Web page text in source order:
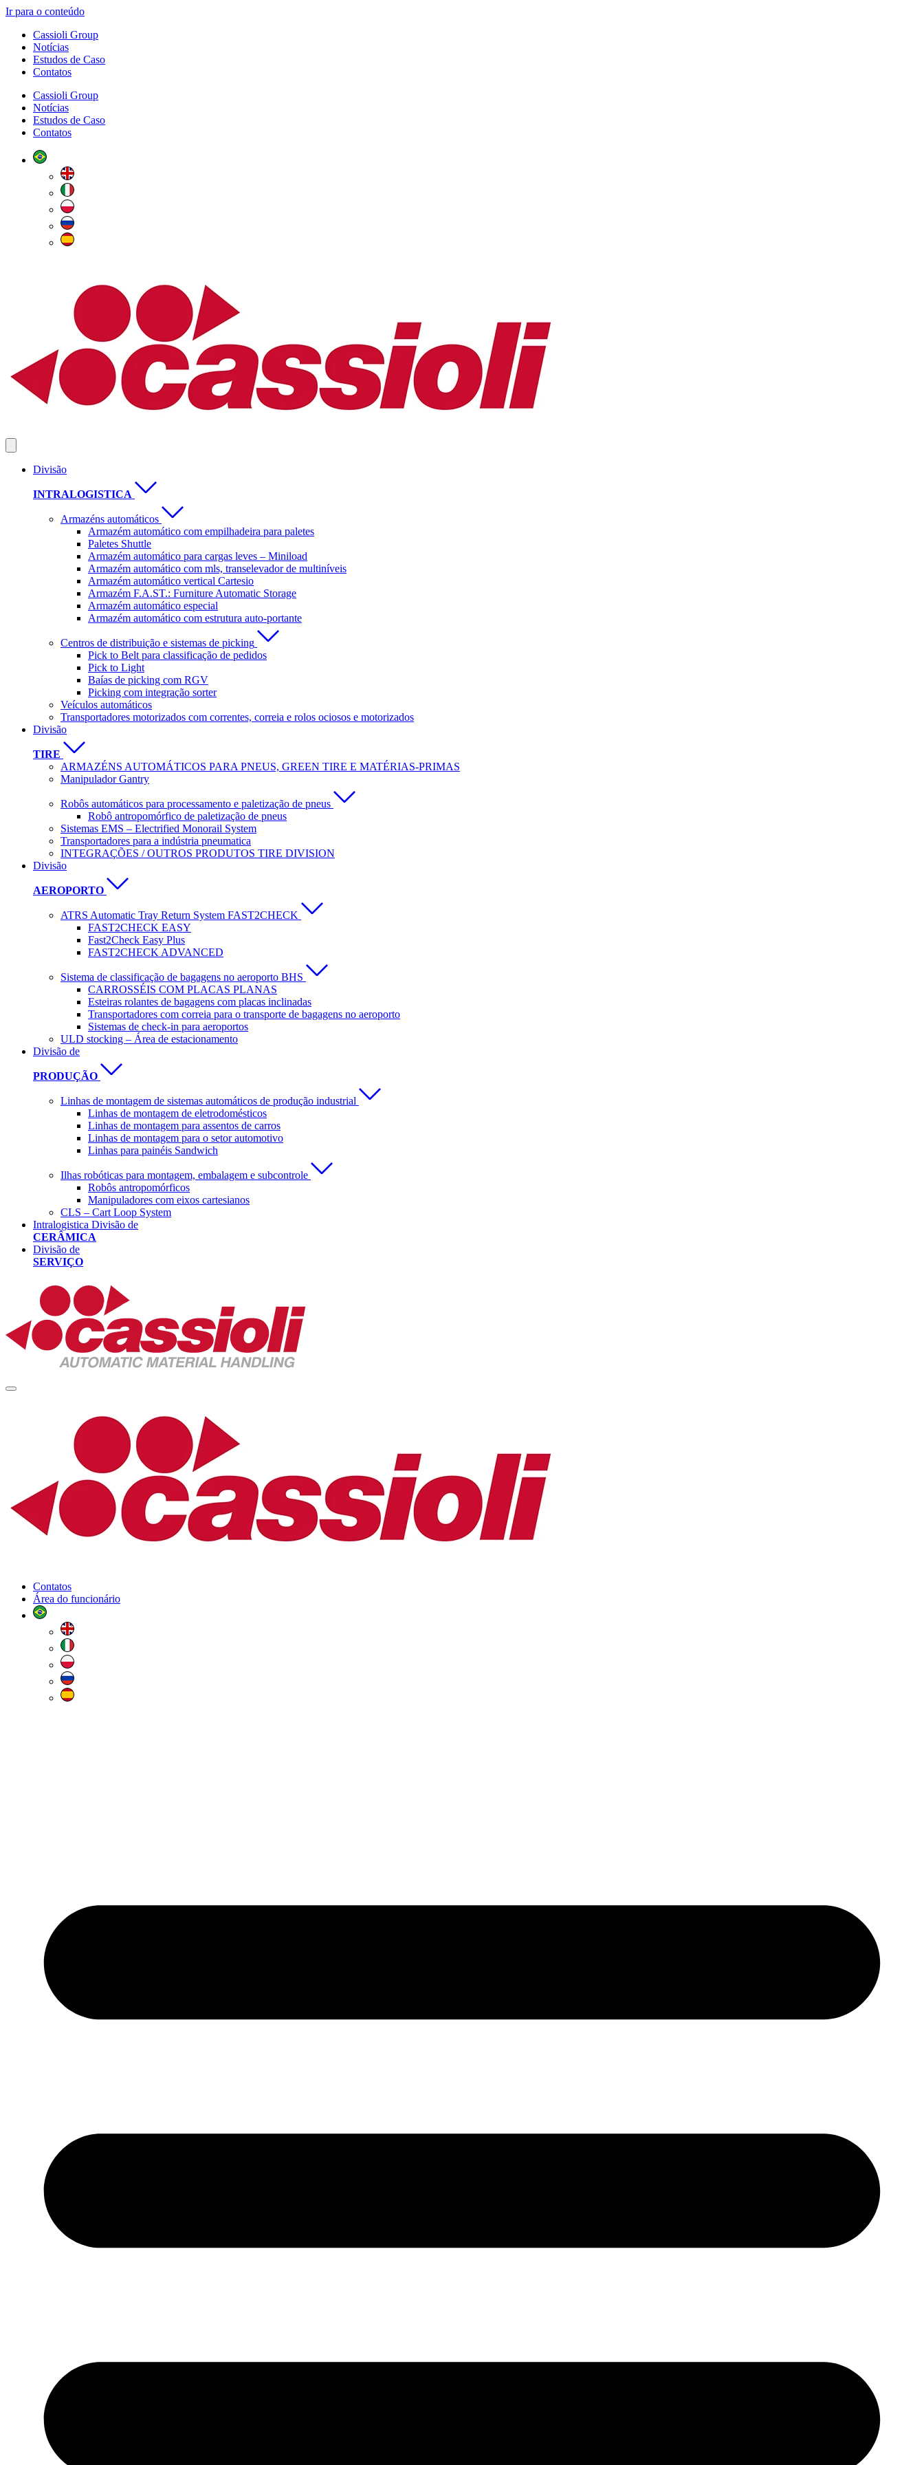
Ir para o conteúdo
Cassioli Group
Notícias
Estudos de Caso
Contatos
Cassioli Group
Notícias
Estudos de Caso
Contatos
Divisão
INTRALOGISTICA
Armazéns automáticos
Armazém automático com empilhadeira para paletes
Paletes Shuttle
Armazém automático para cargas leves – Miniload
Armazém automático com mls, transelevador de multiníveis
Armazém automático vertical Cartesio
Armazém F.A.ST.: Furniture Automatic Storage
Armazém automático especial
Armazém automático com estrutura auto-portante
Centros de distribuição e sistemas de picking
Pick to Belt para classificação de pedidos
Pick to Light
Baías de picking com RGV
Picking com integração sorter
Veículos automáticos
Transportadores motorizados com correntes, correia e rolos ociosos e motorizados
Divisão
TIRE
ARMAZÉNS AUTOMÁTICOS PARA PNEUS, GREEN TIRE E MATÉRIAS-PRIMAS
Manipulador Gantry
Robôs automáticos para processamento e paletização de pneus
Robô antropomórfico de paletização de pneus
Sistemas EMS – Electrified Monorail System
Transportadores para a indústria pneumatica
INTEGRAÇÕES / OUTROS PRODUTOS TIRE DIVISION
Divisão
AEROPORTO
ATRS Automatic Tray Return System FAST2CHECK
FAST2CHECK EASY
Fast2Check Easy Plus
FAST2CHECK ADVANCED
Sistema de classificação de bagagens no aeroporto BHS
CARROSSÉIS COM PLACAS PLANAS
Esteiras rolantes de bagagens com placas inclinadas
Transportadores com correia para o transporte de bagagens no aeroporto
Sistemas de check-in para aeroportos
ULD stocking – Área de estacionamento
Divisão de
PRODUÇÃO
Linhas de montagem de sistemas automáticos de produção industrial
Linhas de montagem de eletrodomésticos
Linhas de montagem para assentos de carros
Linhas de montagem para o setor automotivo
Linhas para painéis Sandwich
Ilhas robóticas para montagem, embalagem e subcontrole
Robôs antropomórficos
Manipuladores com eixos cartesianos
CLS – Cart Loop System
Intralogistica Divisão de
CERÂMICA
Divisão de
SERVIÇO
Contatos
Área do funcionário